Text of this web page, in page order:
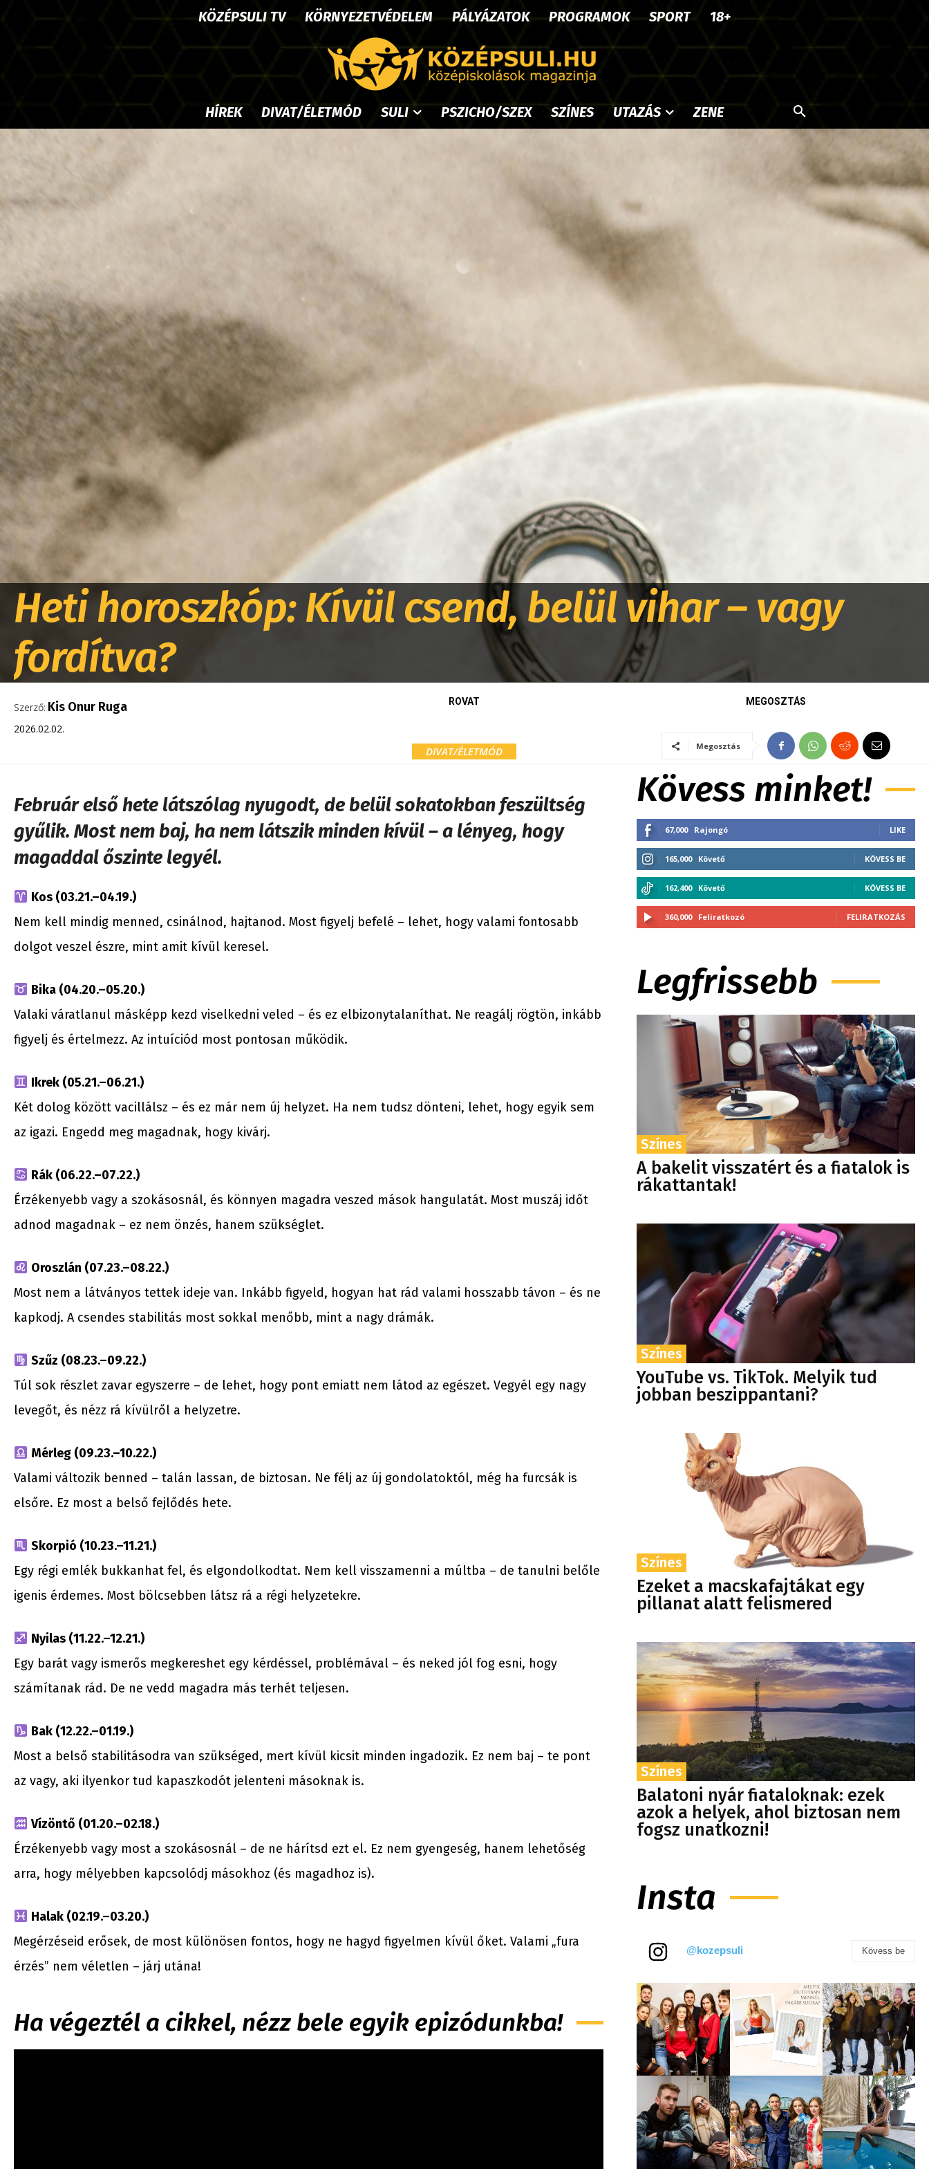
KÖZÉPSULI TV KÖRNYEZETVÉDELEM PÁLYÁZATOK PROGRAMOK SPORT 18+
HÍREK DIVAT/ÉLETMÓD SULI PSZICHO/SZEX SZÍNES UTAZÁS ZENE
Heti horoszkóp: Kívül csend, belül vihar – vagy
fordítva?
Szerző: Kis Onur Ruga
2026.02.02.
ROVAT
DIVAT/ÉLETMÓD
MEGOSZTÁS
Megosztás
Február első hete látszólag nyugodt, de belül sokatokban feszültség
gyűlik. Most nem baj, ha nem látszik minden kívül – a lényeg, hogy
magaddal őszinte legyél.
Kos (03.21.–04.19.)
Nem kell mindig menned, csinálnod, hajtanod. Most figyelj befelé – lehet, hogy valami fontosabb
dolgot veszel észre, mint amit kívül keresel.
Bika (04.20.–05.20.)
Valaki váratlanul másképp kezd viselkedni veled – és ez elbizonytalaníthat. Ne reagálj rögtön, inkább
figyelj és értelmezz. Az intuíciód most pontosan működik.
Ikrek (05.21.–06.21.)
Két dolog között vacillálsz – és ez már nem új helyzet. Ha nem tudsz dönteni, lehet, hogy egyik sem
az igazi. Engedd meg magadnak, hogy kivárj.
Rák (06.22.–07.22.)
Érzékenyebb vagy a szokásosnál, és könnyen magadra veszed mások hangulatát. Most muszáj időt
adnod magadnak – ez nem önzés, hanem szükséglet.
Oroszlán (07.23.–08.22.)
Most nem a látványos tettek ideje van. Inkább figyeld, hogyan hat rád valami hosszabb távon – és ne
kapkodj. A csendes stabilitás most sokkal menőbb, mint a nagy drámák.
Szűz (08.23.–09.22.)
Túl sok részlet zavar egyszerre – de lehet, hogy pont emiatt nem látod az egészet. Vegyél egy nagy
levegőt, és nézz rá kívülről a helyzetre.
Mérleg (09.23.–10.22.)
Valami változik benned – talán lassan, de biztosan. Ne félj az új gondolatoktól, még ha furcsák is
elsőre. Ez most a belső fejlődés hete.
Skorpió (10.23.–11.21.)
Egy régi emlék bukkanhat fel, és elgondolkodtat. Nem kell visszamenni a múltba – de tanulni belőle
igenis érdemes. Most bölcsebben látsz rá a régi helyzetekre.
Nyilas (11.22.–12.21.)
Egy barát vagy ismerős megkereshet egy kérdéssel, problémával – és neked jól fog esni, hogy
számítanak rád. De ne vedd magadra más terhét teljesen.
Bak (12.22.–01.19.)
Most a belső stabilitásodra van szükséged, mert kívül kicsit minden ingadozik. Ez nem baj – te pont
az vagy, aki ilyenkor tud kapaszkodót jelenteni másoknak is.
Vízöntő (01.20.–02.18.)
Érzékenyebb vagy most a szokásosnál – de ne hárítsd ezt el. Ez nem gyengeség, hanem lehetőség
arra, hogy mélyebben kapcsolódj másokhoz (és magadhoz is).
Halak (02.19.–03.20.)
Megérzéseid erősek, de most különösen fontos, hogy ne hagyd figyelmen kívül őket. Valami „fura
érzés” nem véletlen – járj utána!
Ha végeztél a cikkel, nézz bele egyik epizódunkba!
Kövess minket!
67,000 Rajongó LIKE
165,000 Követő KÖVESS BE
162,400 Követő KÖVESS BE
360,000 Feliratkozó FELIRATKOZÁS
Legfrissebb
Színes
A bakelit visszatért és a fiatalok is
rákattantak!
Színes
YouTube vs. TikTok. Melyik tud
jobban beszippantani?
Színes
Ezeket a macskafajtákat egy
pillanat alatt felismered
Színes
Balatoni nyár fiataloknak: ezek
azok a helyek, ahol biztosan nem
fogsz unatkozni!
Insta
@kozepsuli Kövess be